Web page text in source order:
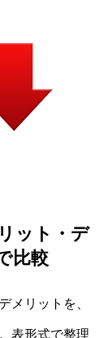
ット・デ
比較
メリットを、
表形式で整理